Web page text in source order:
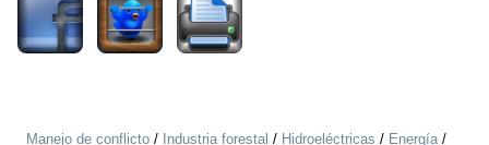
Manejo de conflicto / Industria forestal / Hidroeléctricas / Energía/